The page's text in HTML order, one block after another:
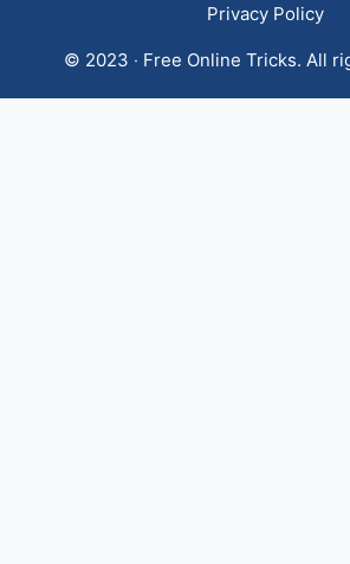
Privacy Policy
© 2023 ‧ Free Online Tricks. All